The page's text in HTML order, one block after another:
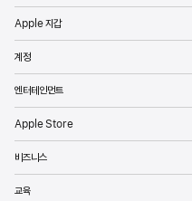
Apple 지갑
계정
엔터테인먼트
Apple Store
비즈니스
교육